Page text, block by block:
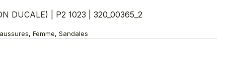
DUCALE) | P2 1023 | 320_00365_2
Femme, Sandales